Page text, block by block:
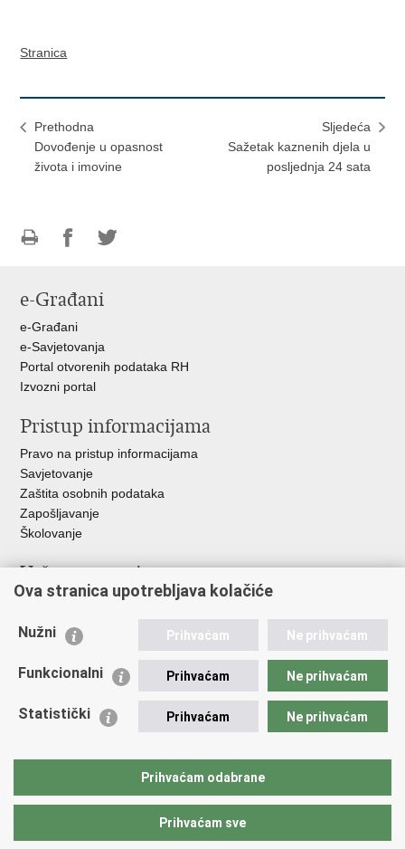
Stranica
Prethodna
Dovođenje u opasnost
života i imovine
Sljedeća
Sažetak kaznenih djela u
posljednja 24 sata
FacebookuTwitteru
e-Građani
e-Građani
e-Savjetovanja
Portal otvorenih podataka RH
Izvozni portal
Pristup informacijama
Pravo na pristup informacijama
Savjetovanje
Zaštita osobnih podataka
Zapošljavanje
Školovanje
Važne poveznice
Ministarstvo unutarnjih poslova
Udruge
Policijska akademija
Zaklada policijske solidarnosti
Vučetić"
Ova stranica upotrebljava kolačiće
Nužni Prihvaćam Ne prihvaćam
Funkcionalni Prihvaćam Ne prihvaćam
Statistički Prihvaćam Ne prihvaćam
Prihvaćam odabrane
Prihvaćam sve